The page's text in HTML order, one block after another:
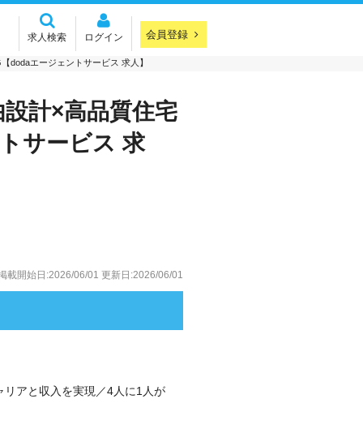
求人検索 ログイン 会員登録
dodaエージェントサービス 求人】
設計×高品質住宅
サービス 求
載開始日:2026/06/01 更新日:2026/06/01
アと収入を実現／4人に1人が